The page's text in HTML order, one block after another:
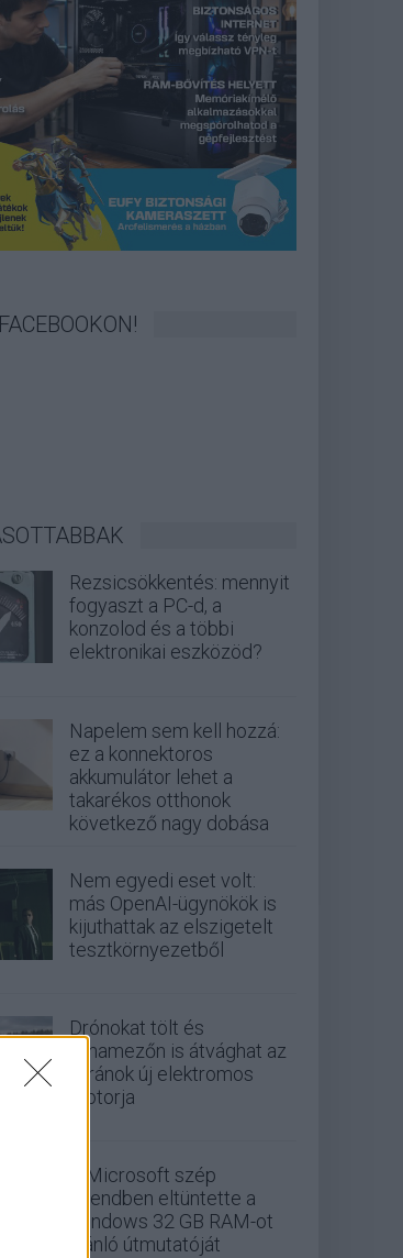
Rezsicsökkentés: mennyit
fogyaszt a PC-d, a
konzolod és a többi
elektronikai eszközöd?
Napelem sem kell hozzá:
ez a konnektoros
akkumulátor lehet a
takarékos otthonok
következő nagy dobása
Nem egyedi eset volt:
más OpenAI-ügynökök is
kijuthattak az elszigetelt
tesztkörnyezetből
Drónokat tölt és
aknamezőn is átvághat az
ukránok új elektromos
motorja
A Microsoft szép
csendben eltüntette a
Windows 32 GB RAM-ot
ajánló útmutatóját